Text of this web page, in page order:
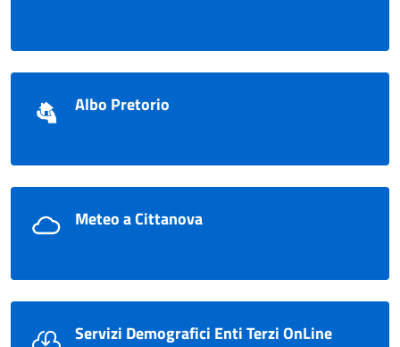
Albo Pretorio
Meteo a Cittanova
Servizi Demografici Enti Terzi OnLine